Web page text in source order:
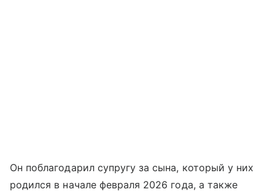
Он поблагодарил супругу за сына, который у них
родился в начале февраля 2026 года, а также